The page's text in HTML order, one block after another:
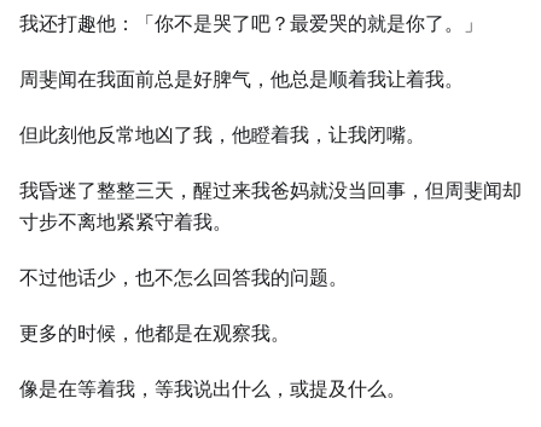
我还打趣他：「你不是哭了吧？最爱哭的就是你了。」
周斐闻在我面前总是好脾气，他总是顺着我让着我。
但此刻他反常地凶了我，他瞪着我，让我闭嘴。
我昏迷了整整三天，醒过来我爸妈就没当回事，但周斐闻却
寸步不离地紧紧守着我。
不过他话少，也不怎么回答我的问题。
更多的时候，他都是在观察我。
像是在等着我，等我说出什么，或提及什么。